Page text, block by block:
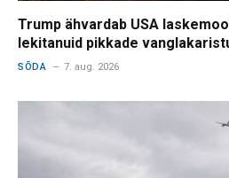
Trump ähvardab USA
lekitanuid pikkade
SÕDA 7. aug. 2026